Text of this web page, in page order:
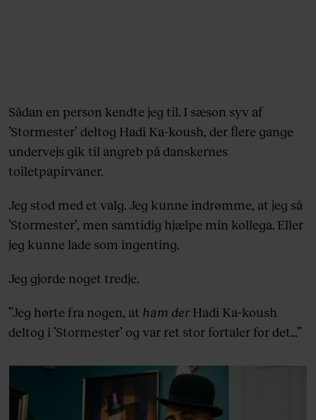
Sådan en person kendte jeg til. I sæson syv af
’Stormester’ deltog Hadi Ka-koush, der flere gange
undervejs gik til angreb på danskernes
toiletpapirvaner.
Jeg stod med et valg. Jeg kunne indrømme, at jeg så
’Stormester’, men samtidig hjælpe min kollega. Eller
jeg kunne lade som ingenting.
Jeg gjorde noget tredje.
”Jeg hørte fra nogen, at ham der Hadi Ka-koush
deltog i ’Stormester’ og var ret stor fortaler for det…”